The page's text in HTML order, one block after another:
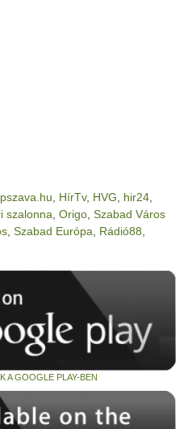
HírTv, HVG hir24
szalonna Origo Szabad Város
Szabad Európa Rádió88
A GOOGLE PLAY-BEN